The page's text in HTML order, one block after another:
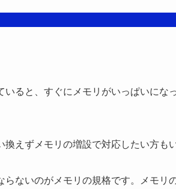
ると、すぐにメモリがいっぱいにな
えずメモリの増設で対応したい方も
らないのがメモリの規格です。メモリ